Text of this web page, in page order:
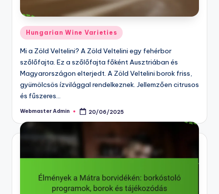
Posted
in
Hungarian Wine Varieties
Mi a Zöld Veltelini? A Zöld Veltelini egy fehérbor
szőlőfajta. Ez a szőlőfajta főként Ausztriában és
Magyarországon elterjedt. A Zöld Veltelini borok friss,
gyümölcsös ízvilággal rendelkeznek. Jellemzően citrusos
és fűszeres…
Posted
Webmaster Admin 20/06/2025